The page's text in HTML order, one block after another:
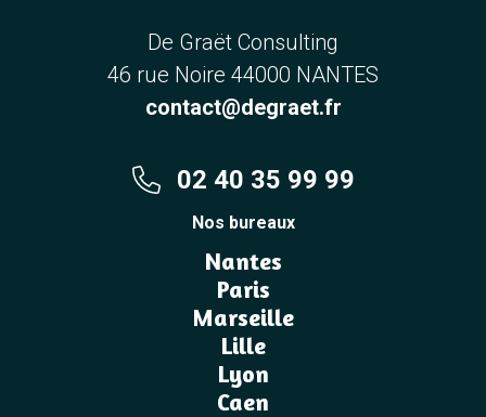
De Graët Consulting
46 rue Noire 44000 NANTES
contact@degraet.fr
02 40 35 99 99
Nos bureaux
Nantes
Paris
Marseille
Lille
Lyon
Caen